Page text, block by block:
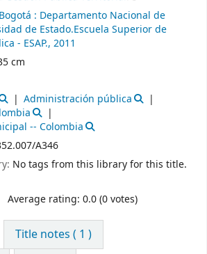
Bogotá : Departamento Nacional de
de Estado.Escuela Superior de
- ESAP., 2011
cm
Administración pública
-- Colombia
A346
No tags from this library for this title.
Average rating: 0.0 (0 votes)
Title notes ( 1 )